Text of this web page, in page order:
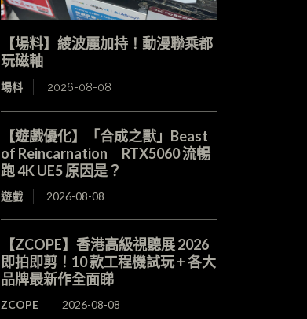
【場料】綾波麗加持！動漫聯乘都
玩磁軸
場料 2026-08-08
【遊戲優化】「合成之獸」Beast
of Reincarnation RTX5060 流暢
跑 4K UE5 原因是？
遊戲 2026-08-08
【ZCOPE】香港高級視聽展 2026
即拍即剪！10 款工程機試玩 + 各大
品牌最新作全面睇
ZCOPE 2026-08-08